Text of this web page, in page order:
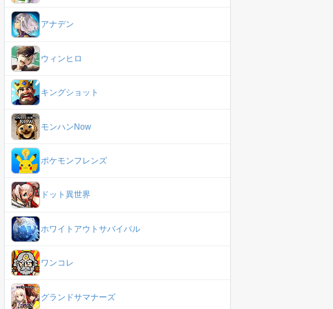
雨の日以外
草の地面
草の地面
草の地面
草の地面,雨の日以外
アナデン
ウィンヒロ
キングショット
モンハンNow
ポケモンフレンズ
ドット異世界
ホワイトアウトサバイバル
ワンコレ
グランドサマナーズ